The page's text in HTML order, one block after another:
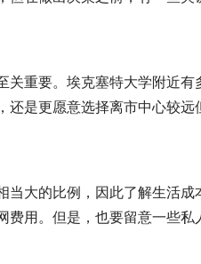
关重要。埃克塞特大学附近
是更愿意选择离市中心较远
当大的比例，因此了解生活
费用。但是，也要留意一些